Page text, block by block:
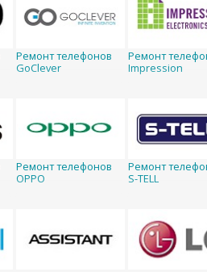
Ремонт телефонов
GoClever
Ремонт
Impression
Ремонт телефонов
OPPO
Ремонт
S-TELL